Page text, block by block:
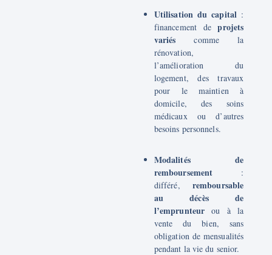
Utilisation du capital:
financement deprojets
variés comme la
rénovation,
l’amélioration du
logement, des travaux
pour le maintien à
domicile, des soins
médicaux ou d’autres
besoins personnels.
Modalités de
remboursement :
différé, remboursable
au décès de
l’emprunteur ou à la
vente du bien, sans
obligation de mensualités
pendant la vie du senior.